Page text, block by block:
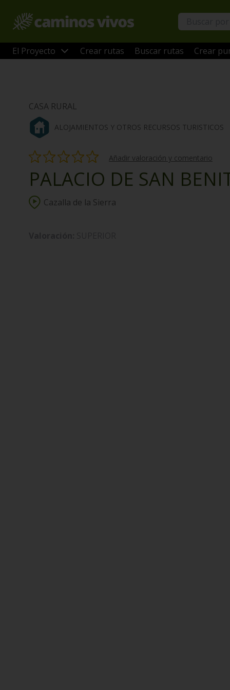
El Proyecto Crear rutas Buscar rutas Crear
CASA RURAL
ALOJAMIENTOS Y OTROS RECURSOS TURISTICOS
Añadir valoración y comentario
PALACIO DE SAN
Cazalla de la Sierra